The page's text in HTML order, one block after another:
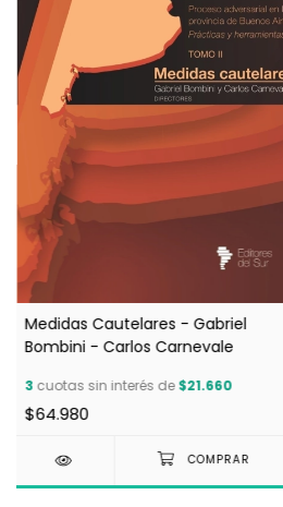
Medidas Cautelares - Gabriel
Bombini - Carlos Carnevale
3 cuotas sin interés de$21.660
$64.980